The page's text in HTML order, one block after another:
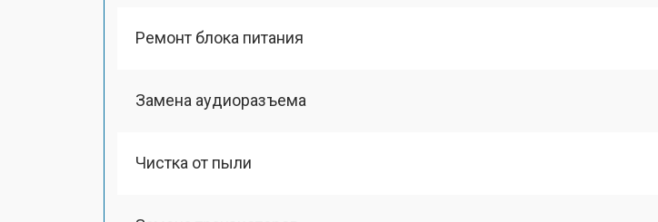
Ремонт блока питания
Замена аудиоразъема
Чистка от пыли